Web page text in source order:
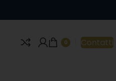
0 Contatti